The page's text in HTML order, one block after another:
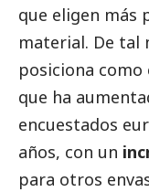
que eligen más
material. De tal
posiciona como
que ha
encuestados
años, con un
para otros